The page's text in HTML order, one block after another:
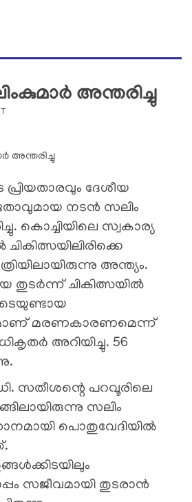
അന്തരിച്ചു
പ്രിയതാരവും ദേശീയ
നടൻ സലിം
കൊച്ചിയിലെ സ്വകാര്യ
അന്ത്യം.
തുടർന്ന് ചികിത്സയിൽ
മരണകാരണമെന്ന്
അറിയിച്ചു. 56
സതീശന്റെ പറവൂരിലെ
സലിം
പൊതുവേദിയിൽ
സജീവമായി തുടരാൻ